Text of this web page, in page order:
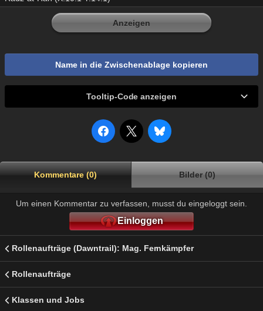
Anzeigen
Name in die Zwischenablage kopieren
Tooltip-Code anzeigen
Kommentare (0) Bilder (0)
Um einen Kommentar zu verfassen, musst du eingeloggt sein.
Einloggen
Rollenaufträge (Dawntrail): Mag. Fernkämpfer
Rollenaufträge
Klassen und Jobs